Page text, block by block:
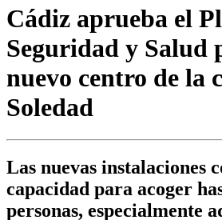
Cádiz aprueba el
Seguridad y Salud
nuevo centro de la
Soledad
Las nuevas instalaciones
capacidad para acoger
personas, especialmente